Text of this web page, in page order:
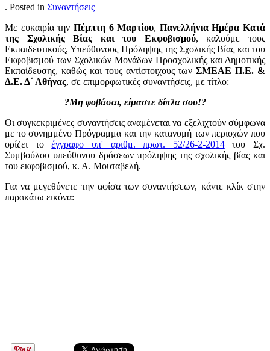
. Posted in Συναντήσεις
Με ευκαιρία την Πέμπτη 6 Μαρτίου, Πανελλήνια Ημέρα Κατά
της Σχολικής Βίας και του Εκφοβισμού, καλούμε τους
Εκπαιδευτικούς, Υπεύθυνους Πρόληψης της Σχολικής Βίας και του
Εκφοβισμού των Σχολικών Μονάδων Προσχολικής και Δημοτικής
Εκπαίδευσης, καθώς και τους αντίστοιχους τωνΣΜΕΑΕ Π.Ε. &
Δ.Ε. Δ΄ Αθήνας, σε επιμορφωτικές συναντήσεις, με τίτλο:
?Μη φοβάσαι, είμαστε δίπλα σου!?
Οι συγκεκριμένες συναντήσεις αναμένεται να εξελιχτούν σύμφωνα
με το συνημμένο Πρόγραμμα και την κατανομή των περιοχών που
ορίζει τοέγγραφο υπ' αριθμ. πρωτ. 52/26-2-2014του Σχ.
Συμβούλου υπεύθυνου δράσεων πρόληψης της σχολικής βίας και
του εκφοβισμού, κ. Α. Μουταβελή.
Για να μεγεθύνετε την αφίσα των συναντήσεων, κάντε κλίκ στην
παρακάτω εικόνα: